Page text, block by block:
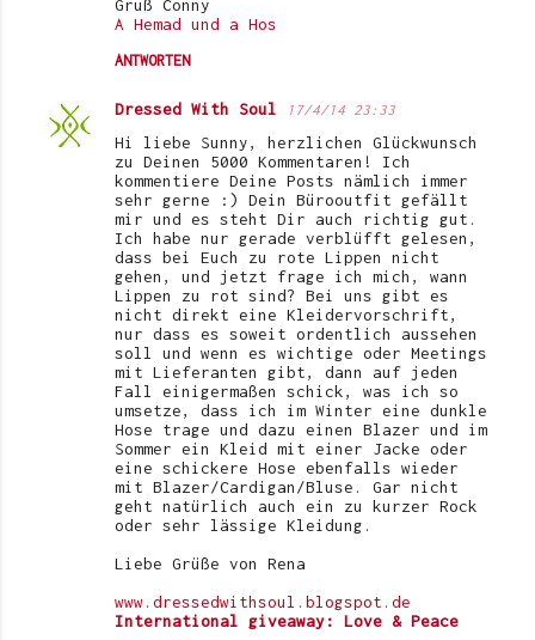
Gruß Conny
A Hemad und a Hos
ANTWORTEN
Dressed With Soul 17/4/14 23:33
Hi liebe Sunny, herzlichen Glückwunsch
zu Deinen 5000 Kommentaren! Ich
kommentiere Deine Posts nämlich immer
sehr gerne :) Dein Bürooutfit gefällt
mir und es steht Dir auch richtig gut.
Ich habe nur gerade verblüfft gelesen,
dass bei Euch zu rote Lippen nicht
gehen, und jetzt frage ich mich, wann
Lippen zu rot sind? Bei uns gibt es
nicht direkt eine Kleidervorschrift,
nur dass es soweit ordentlich aussehen
soll und wenn es wichtige oder Meetings
mit Lieferanten gibt, dann auf jeden
Fall einigermaßen schick, was ich so
umsetze, dass ich im Winter eine dunkle
Hose trage und dazu einen Blazer und im
Sommer ein Kleid mit einer Jacke oder
eine schickere Hose ebenfalls wieder
mit Blazer/Cardigan/Bluse. Gar nicht
geht natürlich auch ein zu kurzer Rock
oder sehr lässige Kleidung.
Liebe Grüße von Rena
www.dressedwithsoul.blogspot.de
International giveaway: Love & Peace